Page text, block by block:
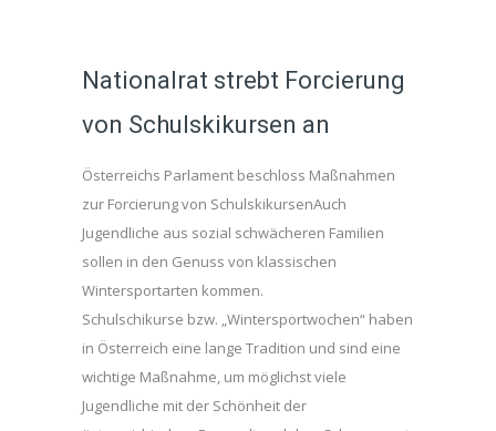
Nationalrat strebt Forcierung
von Schulskikursen an
Österreichs Parlament beschloss Maßnahmen
zur Forcierung von SchulskikursenAuch
Jugendliche aus sozial schwächeren Familien
sollen in den Genuss von klassischen
Wintersportarten kommen.
Schulschikurse bzw. „Wintersportwochen“ haben
in Österreich eine lange Tradition und sind eine
wichtige Maßnahme, um möglichst viele
Jugendliche mit der Schönheit der